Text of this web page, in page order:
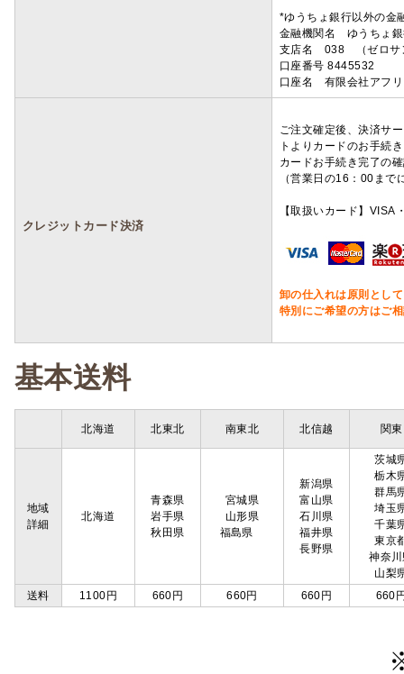
*ゆうちょ銀行以外の金
金融機関名 ゆうちょ
支店名 038 （ゼロサ
口座番号 8445532
口座名 有限会社アフ
クレジットカード決済
ご注文確定後、決済サ
トよりカードのお手続
カードお手続き完了の
（営業日の16：00ま
【取扱いカード】
卸の仕入れは原則とし
特別にご希望の方はご
基本送料
北海道 北東北 南東北 北信越 関東
地域
詳細
北海道
青森県
岩手県
秋田県
宮城県
山形県
福島県
新潟県
富山県
石川県
福井県
長野県
茨城
栃木
群馬
埼玉
千葉
東京
神奈
山梨
送料
1100円 660円 660円 660円 660